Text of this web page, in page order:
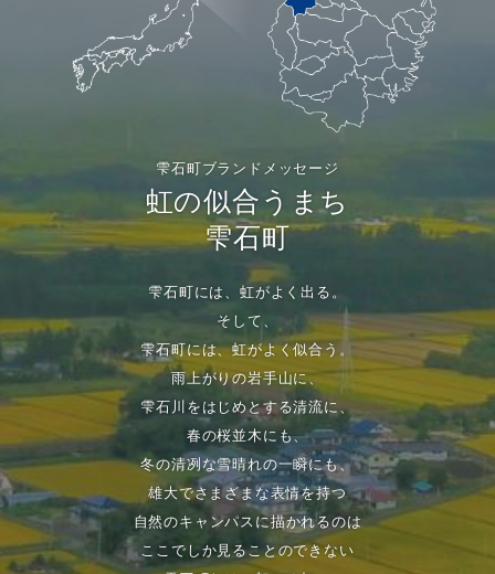
雫石町ブランドメッセージ
虹の似合うまち
雫石町
雫石町には、虹がよく出る。
そして、
雫石町には、虹がよく似合う。
雨上がりの岩手山に、
雫石川をはじめとする清流に、
春の桜並木にも、
冬の清冽な雪晴れの一瞬にも、
雄大でさまざまな表情を持つ
自然のキャンパスに描かれるのは
ここでしか見ることのできない